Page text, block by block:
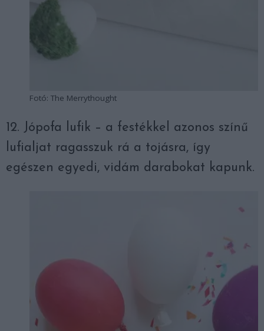
Fotó: The Merrythought
12. Jópofa lufik – a festékkel azonos színű
lufialjat ragasszuk rá a tojásra, így
egészen egyedi, vidám darabokat kapunk.